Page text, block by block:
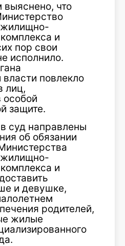
выяснено, что
жилищно-
и
пор свои
исполнило.
власти повлекло
лиц,
защите.
суд направлены
об обязании
жилищно-
и
и девушке,
родителей,
жилые